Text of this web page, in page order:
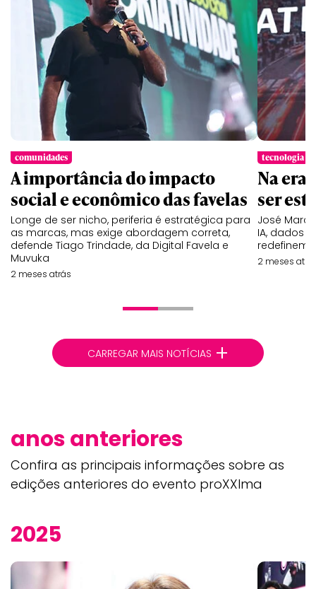
comunidades
A importância do impacto
social e econômico das favelas
Longe de ser nicho, periferia é estratégica para
as marcas, mas exige abordagem correta,
defende Tiago Trindade, da Digital Favela e
Muvuka
2 meses atrás
tecnologia
Na era
ser
José
IA, dados
redefinem
2 meses
CARREGAR MAIS NOTÍCIAS +
anos anteriores
Confira as principais informações sobre as
edições anteriores do evento proXXIma
2025